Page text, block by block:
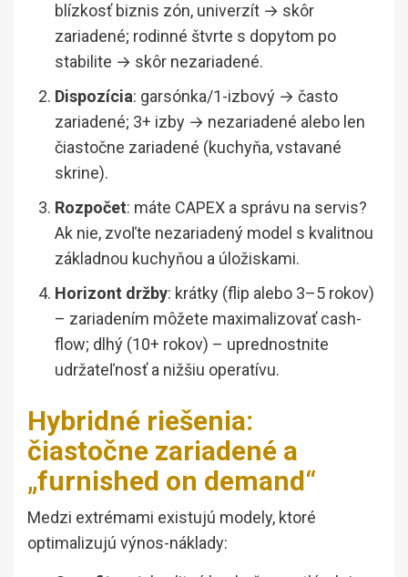
blízkosť biznis zón, univerzít → skôr
zariadené; rodinné štvrte s dopytom po
stabilite → skôr nezariadené.
Dispozícia: garsónka/1-izbový → často
zariadené; 3+ izby → nezariadené alebo len
čiastočne zariadené (kuchyňa, vstavané
skrine).
Rozpočet: máte CAPEX a správu na servis?
Ak nie, zvoľte nezariadený model s kvalitnou
základnou kuchyňou a úložiskami.
Horizont držby: krátky (flip alebo 3–5 rokov)
– zariadením môžete maximalizovať cash-
flow; dlhý (10+ rokov) – uprednostnite
udržateľnosť a nižšiu operatívu.
Hybridné riešenia:
čiastočne zariadené a
„furnished on demand“
Medzi extrémami existujú modely, ktoré
optimalizujú výnos-náklady: